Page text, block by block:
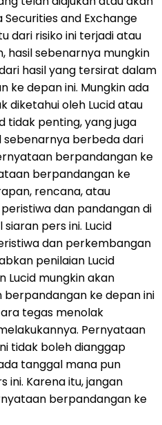
Securities and Exchange
dari risiko ini terjadi atau
hasil sebenarnya mungkin
hasil yang tersirat dalam
ke depan ini. Mungkin ada
diketahui oleh Lucid atau
tidak penting, yang juga
berbeda dari
berpandangan ke
berpandangan ke
rencana, atau
dan pandangan di
pers ini. Lucid
dan perkembangan
penilaian Lucid
Lucid mungkin akan
ke depan ini
tegas menolak
Pernyataan
tidak boleh dianggap
tanggal mana pun
ini. Karena itu, jangan
berpandangan ke